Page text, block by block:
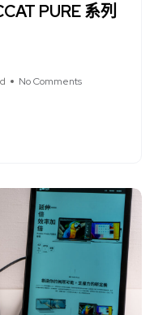
PURE 系列
No Comments